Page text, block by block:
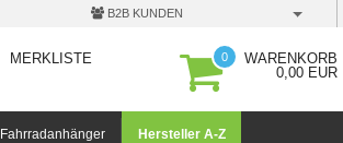
B2B KUNDEN
MERKLISTE 0
WARENKORB
0,00 EUR
Fahrradanhänger Hersteller A-Z